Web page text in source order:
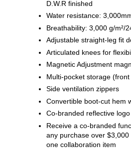
D.W.R finished
Water resistance:
Breathability: 3,000 g/m²/
Adjustable straight-leg fit
Articulated knees for
Magnetic Adjustment
Multi-pocket storage
Side ventilation zippers
Convertible boot-cut hem
Co-branded reflective logo
Receive a co-branded
any purchase over
one collaboration item